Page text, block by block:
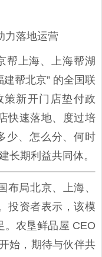
力落地运营
帮上海、上海帮湖
帮北京” 的全国联
新开门店垫付政
快速落地、度过培
少、怎么分、何时
长期利益共同体。
布局北京、上海、
投资者表示，该模
。农垦鲜品屋 CEO
始，期待与伙伴共